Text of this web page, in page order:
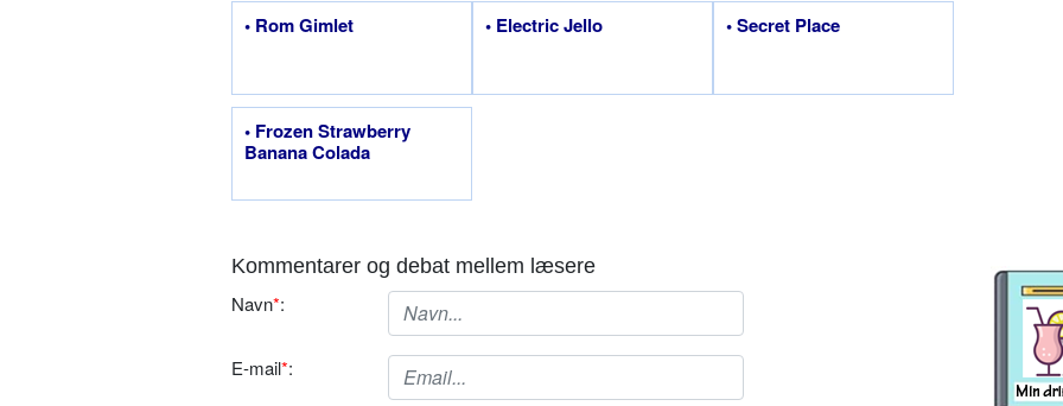
• Rom Gimlet • Electric Jello • Secret Place
• Frozen Strawberry
Banana Colada
Kommentarer og debat mellem læsere
Navn*:
E-mail*: